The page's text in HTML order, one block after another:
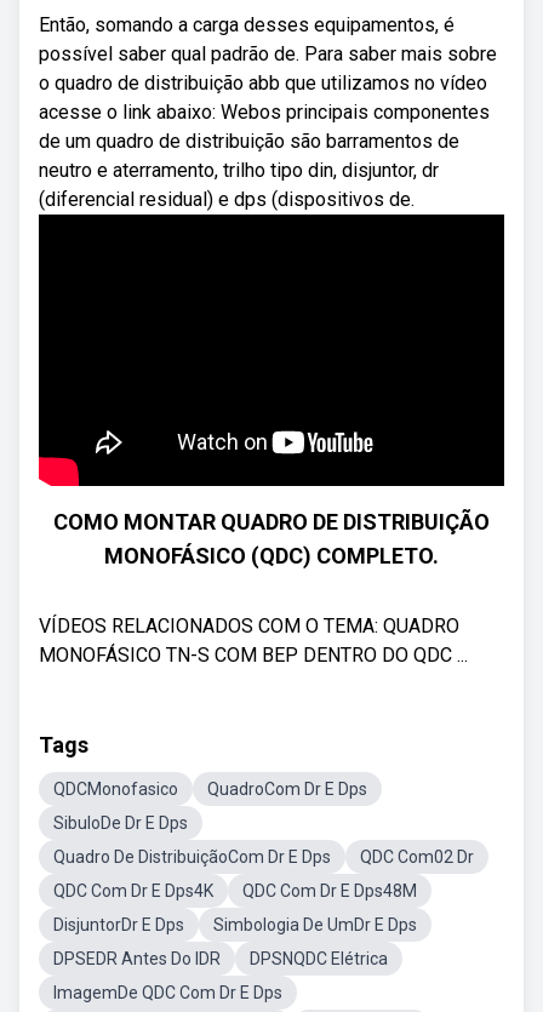
Então, somando a carga desses equipamentos, é
possível saber qual padrão de. Para saber mais sobre
o quadro de distribuição abb que utilizamos no vídeo
acesse o link abaixo: Webos principais componentes
de um quadro de distribuição são barramentos de
neutro e aterramento, trilho tipo din, disjuntor, dr
(diferencial residual) e dps (dispositivos de.
COMO MONTAR QUADRO DE DISTRIBUIÇÃO
MONOFÁSICO (QDC) COMPLETO.
VÍDEOS RELACIONADOS COM O TEMA: QUADRO
MONOFÁSICO TN-S COM BEP DENTRO DO QDC ...
Tags
QDCMonofasico
QuadroCom Dr E Dps
SibuloDe Dr E Dps
Quadro De DistribuiçãoCom Dr E Dps
QDC Com02 Dr
QDC Com Dr E Dps4K
QDC Com Dr E Dps48M
DisjuntorDr E Dps
Simbologia De UmDr E Dps
DPSEDR Antes Do IDR
DPSNQDC Elétrica
ImagemDe QDC Com Dr E Dps